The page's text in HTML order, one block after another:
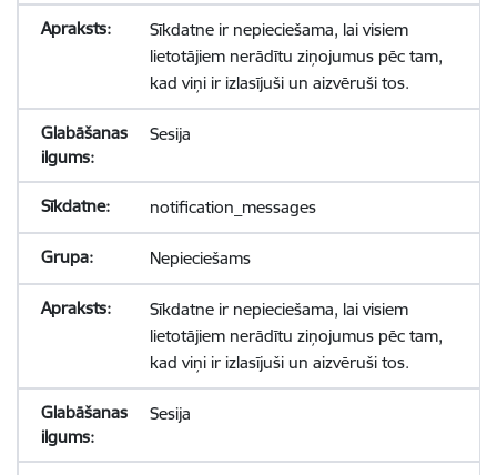
Sīkdatne ir nepieciešama, lai visiem
lietotājiem nerādītu ziņojumus pēc tam,
kad viņi ir izlasījuši un aizvēruši tos.
Sesija
notification_messages
Nepieciešams
Sīkdatne ir nepieciešama, lai visiem
lietotājiem nerādītu ziņojumus pēc tam,
kad viņi ir izlasījuši un aizvēruši tos.
Sesija